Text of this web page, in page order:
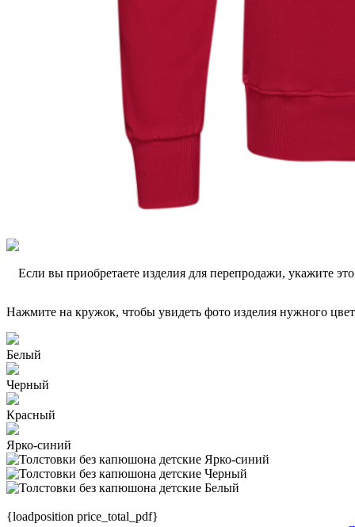
Если вы приобретаете изделия для перепродажи, укажите
Нажмите на кружок, чтобы увидеть фото изделия нужного
Белый
Черный
Красный
Ярко-синий
{loadposition price_total_pdf}